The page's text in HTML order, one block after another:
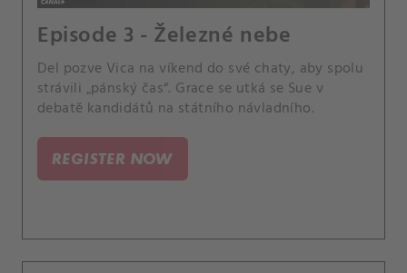
Episode 3 - Železné nebe
Del pozve Vica na víkend do své chaty, aby spolu
strávili „pánský čas“. Grace se utká se Sue v
debatě kandidátů na státního návladního.
REGISTER NOW